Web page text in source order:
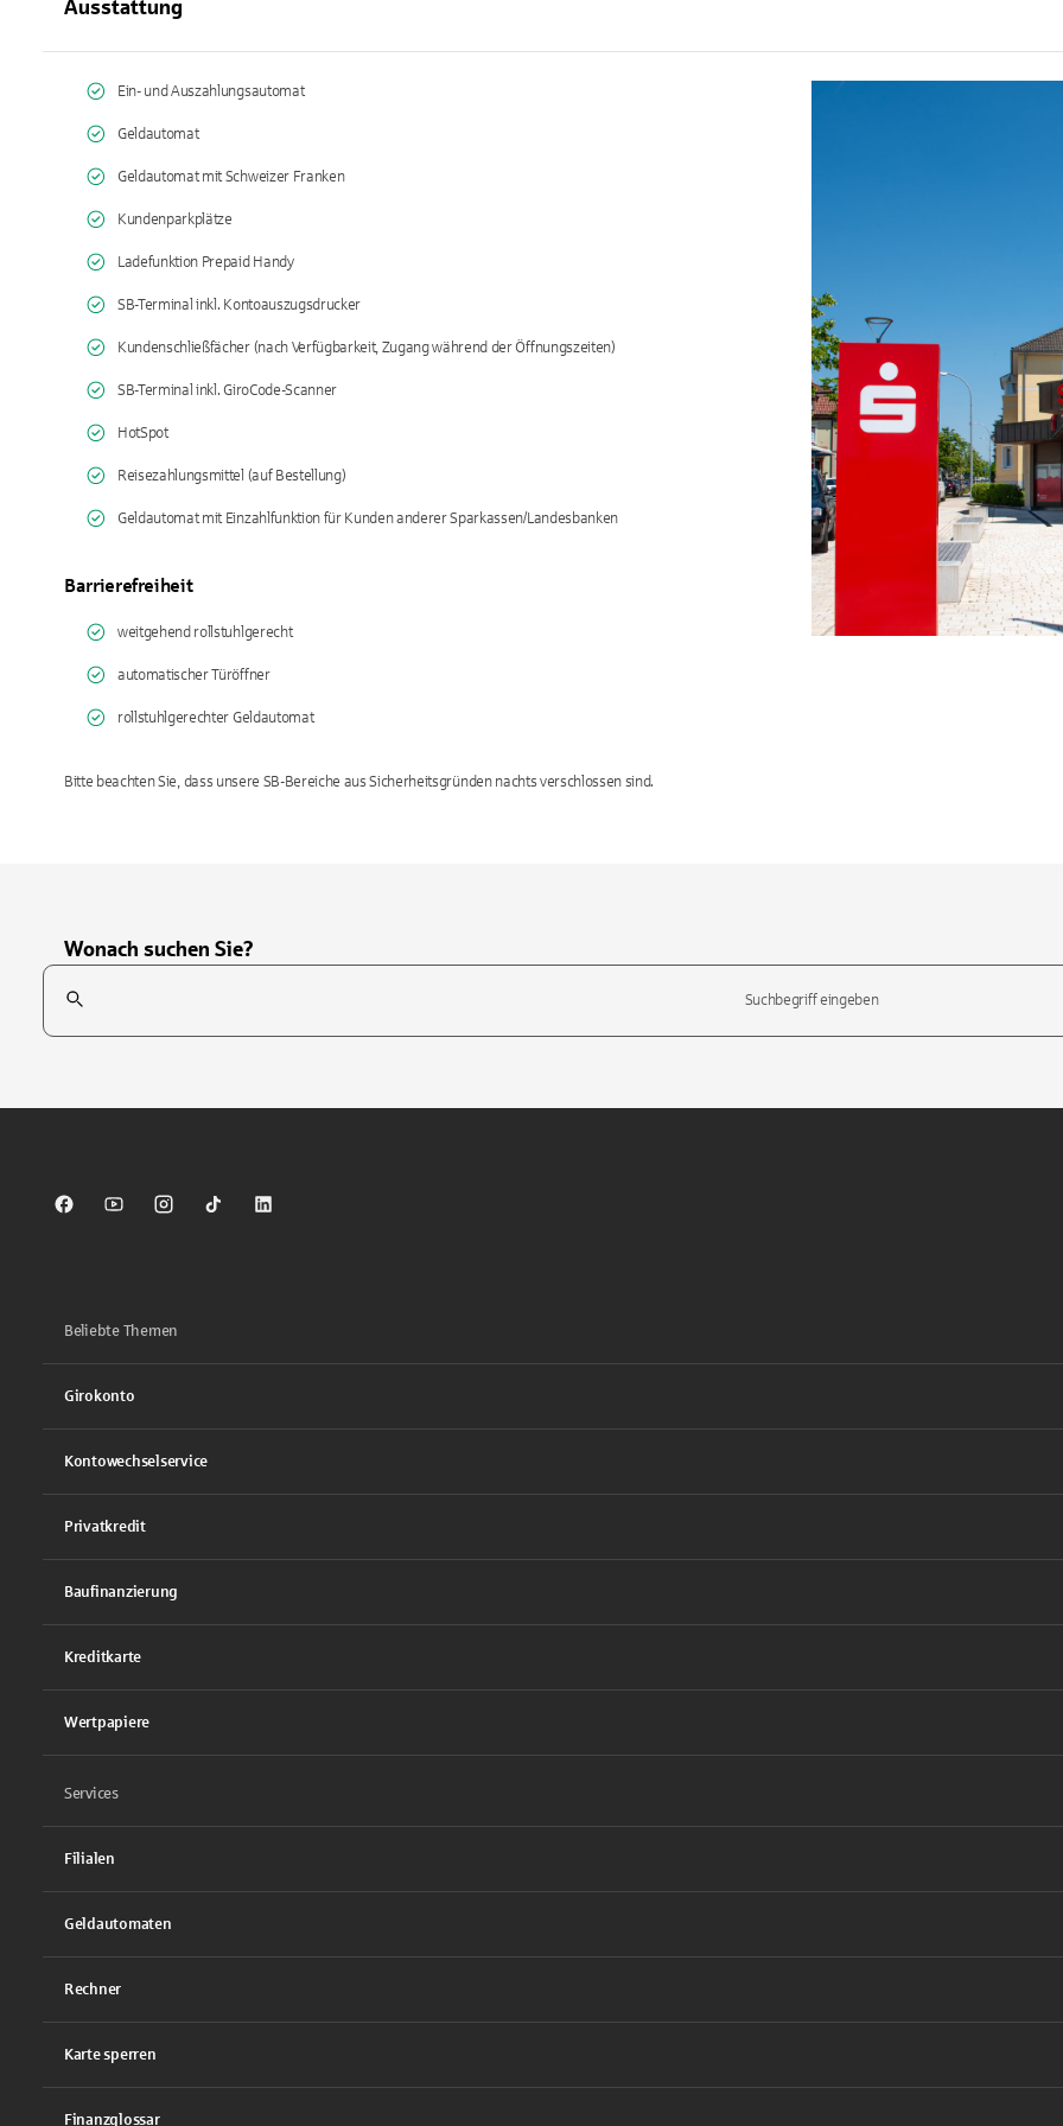
Ausstattung
Ein- und Auszahlungsautomat
Geldautomat
Geldautomat mit Schweizer Franken
Kundenparkplätze
Ladefunktion Prepaid Handy
SB-Terminal inkl. Kontoauszugsdrucker
Kundenschließfächer (nach Verfügbarkeit, Zugang während der Öffnungszeiten)
SB-Terminal inkl. GiroCode-Scanner
HotSpot
Reisezahlungsmittel (auf Bestellung)
Geldautomat mit Einzahlfunktion für Kunden anderer Sparkassen/Landesbanken
Barrierefreiheit
weitgehend rollstuhlgerecht
automatischer Türöffner
rollstuhlgerechter Geldautomat
Bitte beachten Sie, dass unsere SB-Bereiche aus Sicherheitsgründen nachts verschlossen sind.
Wonach suchen Sie?
Suchfeld
Sparkasse auf Facebook
Sparkasse auf Youtube
Sparkasse auf Instagram
Sparkasse auf TikTok
Sparkasse auf LinkedIn
Beliebte Themen
Girokonto
Kontowechselservice
Privatkredit
Baufinanzierung
Kreditkarte
Wertpapiere
Services
Filialen
Geldautomaten
Rechner
Karte sperren
Finanzglossar